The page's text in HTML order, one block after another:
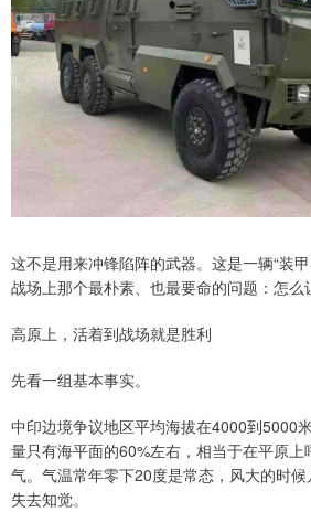
这不是用来冲锋陷阵的武器。这是一辆“装
战场上那个最朴素、也最要命的问题：怎么
高原上，活着到战场就是胜利
先看一组基本事实。
中印边境争议地区平均海拔在4000到5000
量只有海平面的60%左右，相当于在平原上
气。气温常年零下20度是常态，风大的时
失去知觉。